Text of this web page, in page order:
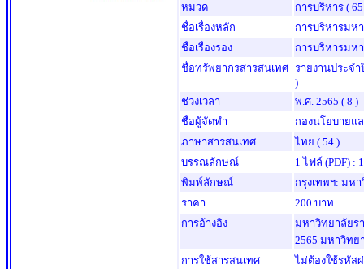
หมวด
การบริหาร (
ชื่อเรื่องหลัก
การบริหารมห
ชื่อเรื่องรอง
การบริหารม
ชื่อทรัพยากรสารสนเทศ รายงานประจ
)
ช่วงเวลา
พ.ศ. 2565 ( 8 )
ชื่อผู้จัดทำ
กองนโยบายแ
ภาษาสารสนเทศ
ไทย ( 54 )
บรรณลักษณ์
1 ไฟล์ (PDF) :
พิมพ์ลักษณ์
กรุงเทพฯ: มห
ราคา
200 บาท
การอ้างอิง
มหาวิทยาลัยร
2565 มหาวิทย
การใช้สารสนเทศ
ไม่ต้องใช้รหัส